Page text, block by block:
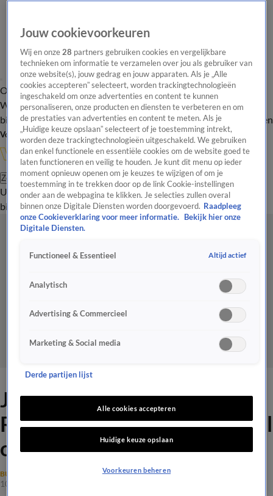
Overzicht Onze programma's Uitzendingen Onze gezichten
In de
WandelgangenInterviewsUitzending
bijwonenPodcastShopVeelgestelde vragenKijkersvraag insturen
Volg Vandaag Inside
Zoeken
UitzendingenVandaag InsideDe OranjezomerShopUitzending
bijwonen
Jan Boskamp over Cristiano
Ronaldo: 'Hij is net iets te geil
op zichzelf'
BUITENLANDS VOETBAL
10 feb 2025, 12:42
Jouw cookievoorkeuren
Wij en onze28 partners gebruiken cookies en vergelijkbare
technieken om informatie te verzamelen over jou als gebruiker van
onze website(s), jouw gedrag en jouw apparaten. Als je „Alle
cookies accepteren” selecteert, worden trackingtechnologieën
ingeschakeld om onze advertenties en content te kunnen
personaliseren, onze producten en diensten te verbeteren en om
de prestaties van advertenties en content te meten. Als je
„Huidige keuze opslaan” selecteert of je toestemming intrekt,
worden deze trackingtechnologieën uitgeschakeld. We gebruiken
dan enkel functionele en essentiële cookies om de website goed te
laten functioneren en veilig te houden. Je kunt dit menu op ieder
moment opnieuw openen om je keuzes te wijzigen of om je
toestemming in te trekken door op de link Cookie-instellingen
onder aan de webpagina te klikken. Je selecties zullen overal
binnen onze Digitale Diensten worden doorgevoerd. Raadpleeg
onze Cookieverklaring voor meer informatie.
Bekijk hier onze
Digitale Diensten.
Functioneel & Essentieel Altijd actief
Analytisch
Advertising & Commercieel
Marketing & Social media
Derde partijen lijst
Alle cookies accepteren
Huidige keuze opslaan
Voorkeuren beheren